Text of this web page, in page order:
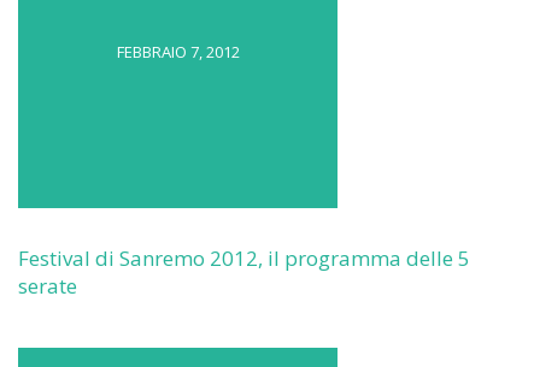
FEBBRAIO 7, 2012
Festival di Sanremo 2012, il programma delle 5
serate